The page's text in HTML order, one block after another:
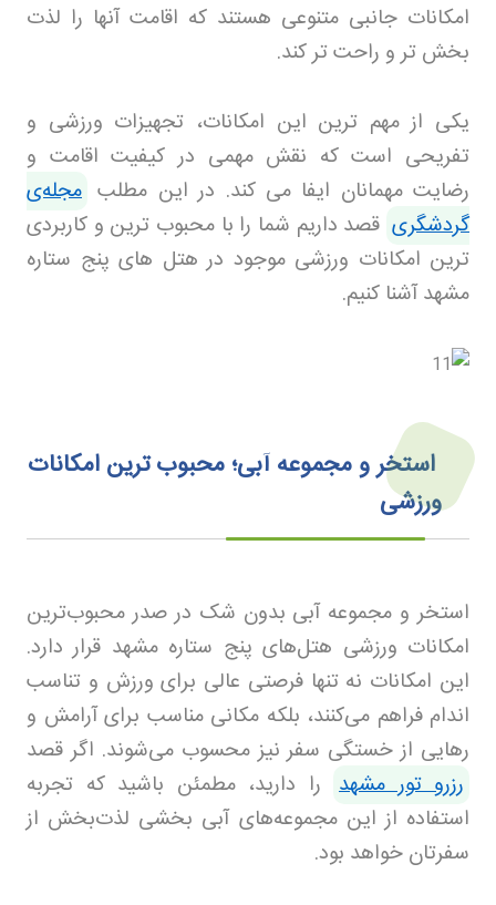
امکانات جانبی متنوعی هستند که اقامت آنها را لذت
بخش تر و راحت تر کند.
یکی از مهم ترین این امکانات، تجهیزات ورزشی و
تفریحی است که نقش مهمی در کیفیت اقامت و
رضایت مهمانان ایفا می کند. در این مطلب مجله‌ی
گردشگری قصد داریم شما را با محبوب ترین و کاربردی
ترین امکانات ورزشی موجود در هتل های پنج ستاره
مشهد آشنا کنیم.
استخر و مجموعه آبی؛ محبوب ترین امکانات
ورزشی
استخر و مجموعه آبی بدون شک در صدر محبوب‌ترین
امکانات ورزشی هتل‌های پنج ستاره مشهد قرار دارد.
این امکانات نه تنها فرصتی عالی برای ورزش و تناسب
اندام فراهم می‌کنند، بلکه مکانی مناسب برای آرامش و
رهایی از خستگی سفر نیز محسوب می‌شوند. اگر قصد
رزرو تور مشهد را دارید، مطمئن باشید که تجربه
استفاده از این مجموعه‌های آبی بخشی لذت‌بخش از
سفرتان خواهد بود.